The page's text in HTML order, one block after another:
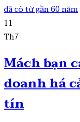
11
Th7
Mách bạn
doanh há
tín